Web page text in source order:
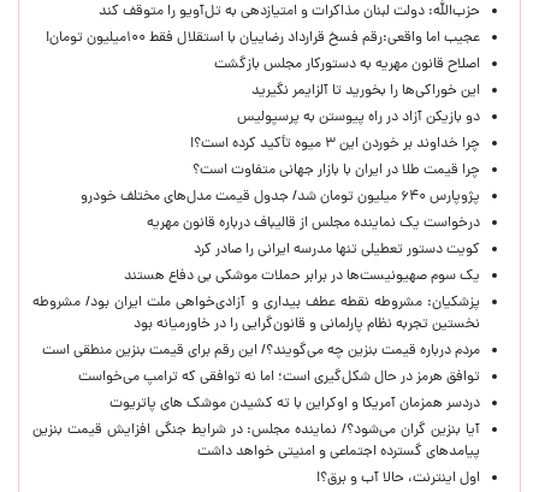
حزب‌الله: دولت لبنان مذاکرات و امتیازدهی به تل‌آویو را متوقف کند
عجیب اما واقعی:رقم فسخ قرارداد رضاییان با استقلال فقط ۱۰۰میلیون تومان!
اصلاح قانون مهریه به دستورکار مجلس بازگشت
این خوراکی‌ها را بخورید تا آلزایمر نگیرید
دو بازیکن آزاد در راه پیوستن به پرسپولیس
چرا خداوند بر خوردن این ۳ میوه تأکید کرده است؟!
چرا قیمت طلا در ایران با بازار جهانی متفاوت است؟
پژوپارس ۶۴۰ میلیون تومان شد/ جدول قیمت مدل‌های مختلف خودرو
درخواست یک نماینده مجلس از قالیباف درباره قانون مهریه
کویت دستور تعطیلی تنها مدرسه ایرانی را صادر کرد
یک‌ سوم صهیونیست‌ها در برابر حملات موشکی بی دفاع هستند
پزشکیان: مشروطه نقطه عطف بیداری و آزادی‌خواهی ملت ایران بود/ مشروطه
نخستین تجربه نظام پارلمانی و قانون‌گرایی را در خاورمیانه بود
مردم درباره قیمت بنزین چه می‌گویند؟/ این رقم برای قیمت بنزین منطقی است
توافق هرمز در حال شکل‌گیری است؛ اما نه توافقی که ترامپ می‌خواست
دردسر همزمان آمریکا و اوکراین با ته کشیدن موشک های پاتریوت
آیا بنزین گران می‌شود؟/ نماینده مجلس: در شرایط جنگی افزایش قیمت بنزین
پیامدهای گسترده اجتماعی و امنیتی خواهد داشت
اول اینترنت، حالا آب و برق؟!